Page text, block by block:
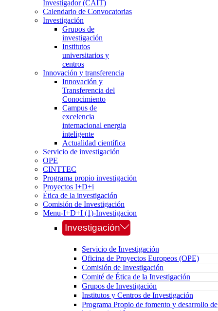
Investigador (CAIT)
Calendario de Convocatorias
Investigación
Grupos de
investigación
Institutos
universitarios y
centros
Innovación y transferencia
Innovación y
Transferencia del
Conocimiento
Campus de
excelencia
internacional energia
inteligente
Actualidad científica
Servicio de investigación
OPE
CINTTEC
Programa propio investigación
Proyectos I+D+i
Ética de la investigación
Comisión de Investigación
Menu-I+D+I (1)-Investigacion
Investigación
Servicio de Investigación
Oficina de Proyectos Europeos (OPE)
Comisión de Investigación
Comité de Ética de la Investigación
Grupos de Investigación
Institutos y Centros de Investigación
Programa Propio de fomento y desarrollo de